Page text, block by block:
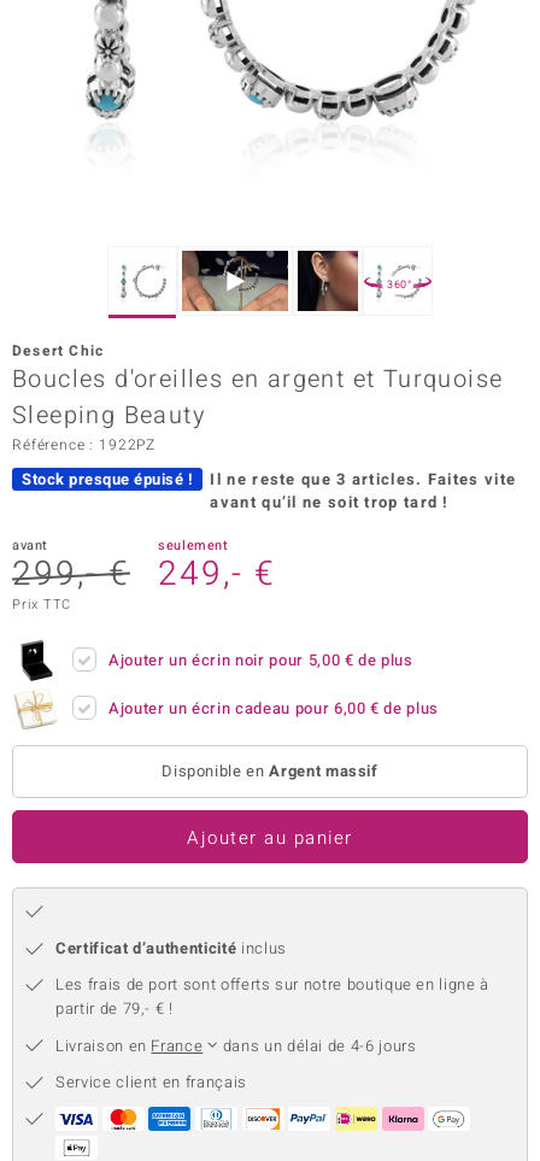
Designs
Collection
360°
Desert Chic
Boucles d'oreilles en argent et Turquoise
Sleeping Beauty
Référence : 1922PZ
Stock presque épuisé ! Il ne reste que 3 articles. Faites vite
avant qu’il ne soit trop tard !
avant
299,- €
seulement
249,- €
Prix TTC
Ajouter un écrin noir pour 5,00 € de plus
Ajouter un écrin cadeau pour 6,00 € de plus
Disponible enArgent massif
Ajouter au panier
Certificat d’authenticité inclus
Les frais de port sont offerts sur notre boutique en ligne à
partir de 79,- € !
Livraison en France
dans un délai de 4-6 jours
Service client en français